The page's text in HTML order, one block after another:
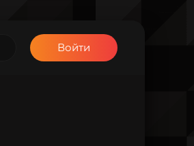
Войти